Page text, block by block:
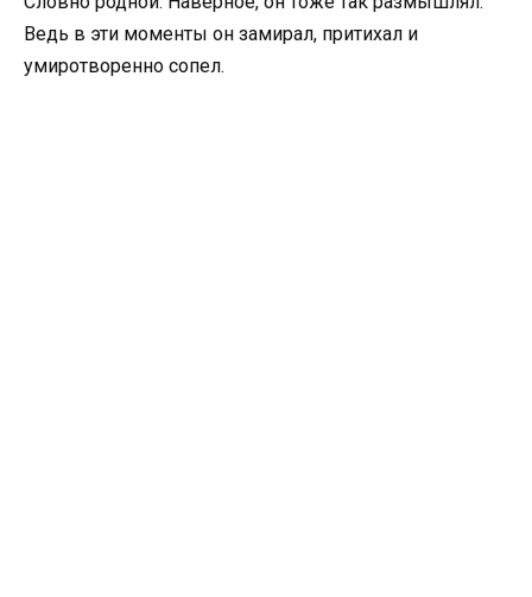
Ведь в эти моменты он замирал, притихал и
умиротворенно сопел.